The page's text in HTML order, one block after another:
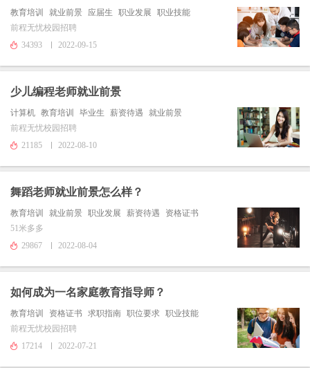
教育培训 就业前景 应届生 职业发展
职业技能
前程无忧校园招聘
34393
2022-09-15
少儿编程老师就业前景
计算机 教育培训 毕业生 薪资待遇
就业前景
前程无忧校园招聘
21185
2022-08-10
舞蹈老师就业前景怎么样？
教育培训 就业前景 职业发展 薪资待遇
资格证书
51米多多
29867
2022-08-04
如何成为一名家庭教育指导师？
教育培训 资格证书 求职指南 职位要求 职业技能
前程无忧校园招聘
17214
2022-07-21